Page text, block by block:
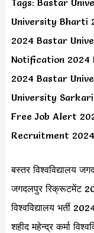
University Bharti
2024 Bastar
Notification 2024
2024 Bastar
University
Free Job Alert
Recruitment 2024
बस्तर विश्वविद्यालय
जगदलपुर रिक्रूटमेंट
विश्वविद्यालय भर्ती
शहीद महेन्द्र कर्मा